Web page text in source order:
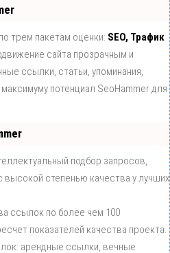
трем пакетам оценки: SEO, Трафик
сайта прозрачным и
ссылки, статьи, упоминания,
потенциал SeoHammer для
подбор запросов,
степенью качества у лучших
ссылок по более чем 100
показателей качества проекта.
арендные ссылки, вечные